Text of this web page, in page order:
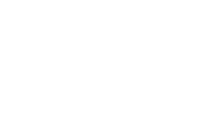
senki nem tud tőle
akikkel akár később
ki. Emellett az a
vizsga esetén szintén